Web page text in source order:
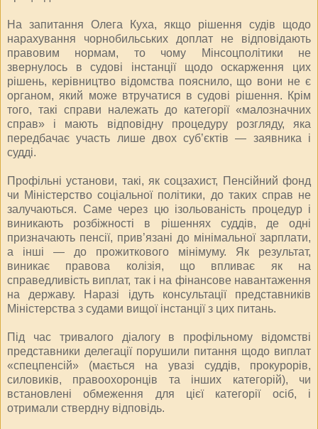
На запитання Олега Куха, якщо рішення судів щодо
нарахування чорнобильських доплат не відповідають
правовим нормам, то чому Мінсоцполітики не
звернулось в судові інстанції щодо оскарження цих
рішень, керівництво відомства пояснило, що вони не є
органом, який може втручатися в судові рішення. Крім
того, такі справи належать до категорії «малозначних
справ» і мають відповідну процедуру розгляду, яка
передбачає участь лише двох суб’єктів — заявника і
судді.
Профільні установи, такі, як соцзахист, Пенсійний фонд
чи Міністерство соціальної політики, до таких справ не
залучаються. Саме через цю ізольованість процедур і
виникають розбіжності в рішеннях суддів, де одні
призначають пенсії, прив’язані до мінімальної зарплати,
а інші — до прожиткового мінімуму. Як результат,
виникає правова колізія, що впливає як на
справедливість виплат, так і на фінансове навантаження
на державу. Наразі ідуть консультації представників
Міністерства з судами вищої інстанції з цих питань.
Під час тривалого діалогу в профільному відомстві
представники делегації порушили питання щодо виплат
«спецпенсій» (мається на увазі суддів, прокурорів,
силовиків, правоохоронців та інших категорій), чи
встановлені обмеження для цієї категорії осіб, і
отримали ствердну відповідь.